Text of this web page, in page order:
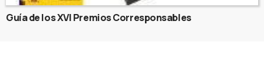
Guía de los XVI Premios Corresponsables